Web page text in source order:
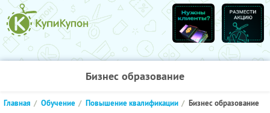
Бизнес образование
Главная Обучение Повышение квалификации Бизнес образование